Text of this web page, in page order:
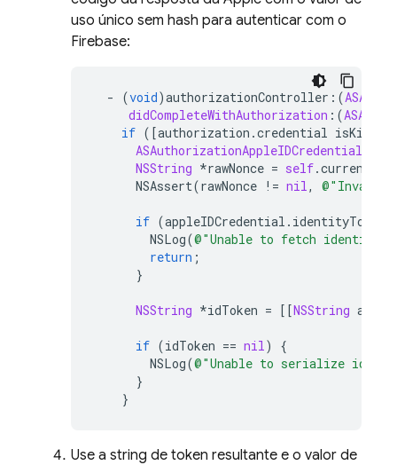
uso único sem hash para autenticar com o
Firebase:
- (void)authorizationController : (
didCompleteWithAuthorization :(
if ([authorization .credential
ASAuthorizationAppleIDCredential
NSString *rawNonce = self.
NSAssert(rawNonce != nil, @"Invalid
if (appleIDCredential . identityToken
NSLog(@"Unable to fetch identity
return ;
}
NSString *idToken = [[NSString alloc
if (idToken == nil)
{
NSLog(@"Unable to serialize id
}
}
Use a string de token resultante e o valor de